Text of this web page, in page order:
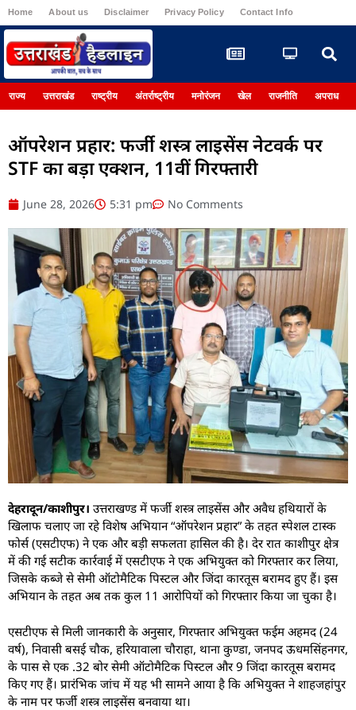
Home About us Disclaimer Privacy Policy Contact Info
राज्य उत्तराखंड राष्ट्रीय अंतर्राष्ट्रीय मनोरंजन खेल राजनीति अपराध
ऑपरेशन प्रहार: फर्जी शस्त्र लाइसेंस नेटवर्क पर
STF का बड़ा एक्शन, 11वीं गिरफ्तारी
June 28, 2026 5:31 pm No Comments
देहरादून/काशीपुर। उत्तराखण्ड में फर्जी शस्त्र लाइसेंस और अवैध हथियारों के
खिलाफ चलाए जा रहे विशेष अभियान “ऑपरेशन प्रहार” के तहत स्पेशल टास्क
फोर्स (एसटीएफ) ने एक और बड़ी सफलता हासिल की है। देर रात काशीपुर क्षेत्र
में की गई सटीक कार्रवाई में एसटीएफ ने एक अभियुक्त को गिरफ्तार कर लिया,
जिसके कब्जे से सेमी ऑटोमैटिक पिस्टल और जिंदा कारतूस बरामद हुए हैं। इस
अभियान के तहत अब तक कुल 11 आरोपियों को गिरफ्तार किया जा चुका है।
एसटीएफ से मिली जानकारी के अनुसार, गिरफ्तार अभियुक्त फईम अहमद (24
वर्ष), निवासी बसई चौक, हरियावाला चौराहा, थाना कुण्डा, जनपद ऊधमसिंहनगर,
के पास से एक .32 बोर सेमी ऑटोमैटिक पिस्टल और 9 जिंदा कारतूस बरामद
किए गए हैं। प्रारंभिक जांच में यह भी सामने आया है कि अभियुक्त ने शाहजहांपुर
के नाम पर फर्जी शस्त्र लाइसेंस बनवाया था।